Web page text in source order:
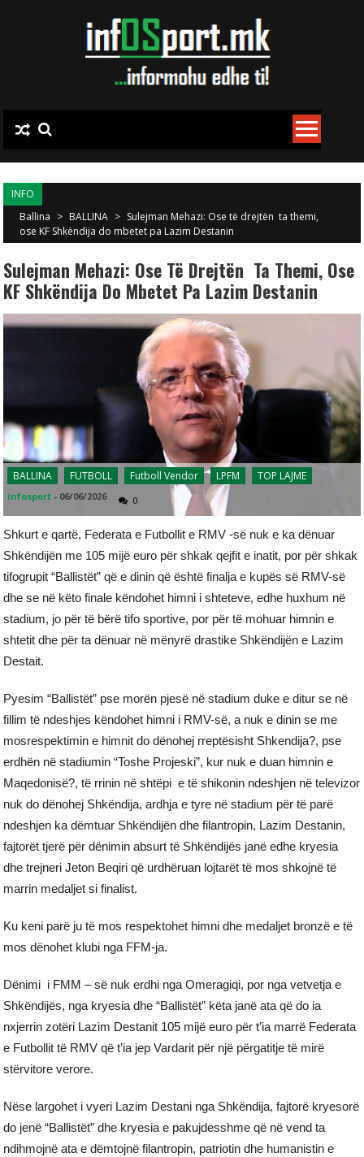
INFO
Ballina > BALLINA > Sulejman Mehazi: Ose të drejtën ta themi,
ose KF Shkëndija do mbetet pa Lazim Destanin
Sulejman Mehazi: Ose Të Drejtën Ta Themi, Ose
KF Shkëndija Do Mbetet Pa Lazim Destanin
BALLINA FUTBOLL Futboll Vendor LPFM TOP LAJME
infosport - 06/06/2026 0
Shkurt e qartë, Federata e Futbollit e RMV -së nuk e ka dënuar
Shkëndijën me 105 mijë euro për shkak qejfit e inatit, por për shkak
tifogrupit “Ballistët” që e dinin që është finalja e kupës së RMV-së
dhe se në këto finale këndohet himni i shteteve, edhe huxhum në
stadium, jo për të bërë tifo sportive, por për të mohuar himnin e
shtetit dhe për ta dënuar në mënyrë drastike Shkëndijën e Lazim
Destait.
Pyesim “Ballistët” pse morën pjesë në stadium duke e ditur se në
fillim të ndeshjes këndohet himni i RMV-së, a nuk e dinin se me
mosrespektimin e himnit do dënohej rreptësisht Shkendija?, pse
erdhën në stadiumin “Toshe Projeski”, kur nuk e duan himnin e
Maqedonisë?, të rrinin në shtëpi e të shikonin ndeshjen në televizor
nuk do dënohej Shkëndija, ardhja e tyre në stadium për të parë
ndeshjen ka dëmtuar Shkëndijën dhe filantropin, Lazim Destanin,
fajtorët tjerë për dënimin absurt të Shkëndijës janë edhe kryesia
dhe trejneri Jeton Beqiri që urdhëruan lojtarët të mos shkojnë të
marrin medaljet si finalist.
Ku keni parë ju të mos respektohet himni dhe medaljet bronzë e të
mos dënohet klubi nga FFM-ja.
Dënimi i FMM – së nuk erdhi nga Omeragiqi, por nga vetvetja e
Shkëndijës, nga kryesia dhe “Ballistët” këta janë ata që do ia
nxjerrin zotëri Lazim Destanit 105 mijë euro për t’ia marrë Federata
e Futbollit të RMV që t’ia jep Vardarit për një përgatitje të mirë
stërvitore verore.
Nëse largohet i vyeri Lazim Destani nga Shkëndija, fajtorë kryesorë
do jenë “Ballistët” dhe kryesia e pakujdesshme që në vend ta
ndihmojnë ata e dëmtojnë filantropin, patriotin dhe humanistin e